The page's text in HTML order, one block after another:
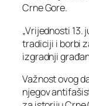
Crne Gore.
„Vrijednosti
tradiciji i borbi
izgradnji
Važnost ovog
njegov